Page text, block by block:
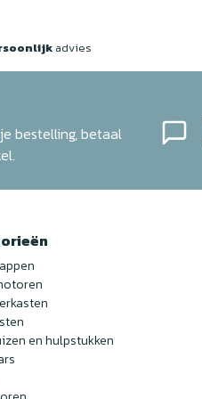
advies
bestelling, betaal
en hulpstukken